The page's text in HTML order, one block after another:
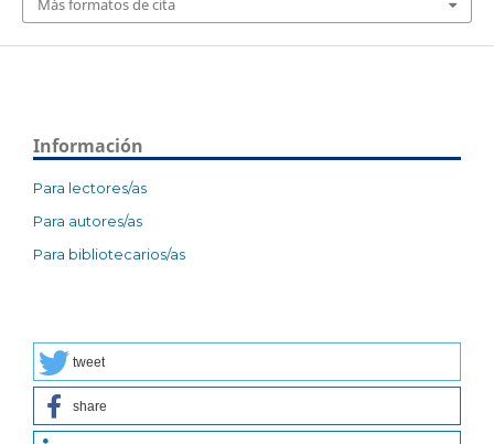
Información
Para lectores/as
Para autores/as
Para bibliotecarios/as
tweet
share